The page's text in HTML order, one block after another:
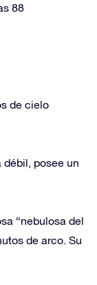
88
de cielo
posee un
“nebulosa del
de arco. Su